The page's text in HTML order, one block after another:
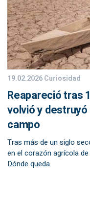
19.02.2026Curiosidad
Reapareció tras
volvió y
campo
Tras más de un siglo
en el corazón agrícola
Dónde queda.